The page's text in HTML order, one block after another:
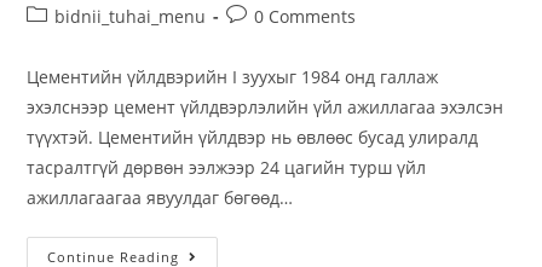
bidnii_tuhai_menu
0 Comments
Цементийн үйлдвэрийн I зуухыг 1984 онд галлаж
эхэлснээр цемент үйлдвэрлэлийн үйл ажиллагаа эхэлсэн
түүхтэй. Цементийн үйлдвэр нь өвлөөс бусад улиралд
тасралтгүй дөрвөн ээлжээр 24 цагийн турш үйл
ажиллагаагаа явуулдаг бөгөөд…
Continue Reading